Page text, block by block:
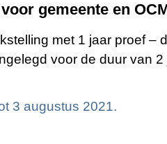
gemeente en
met 1 jaar proef –
voor de duur van
3 augustus 2021.